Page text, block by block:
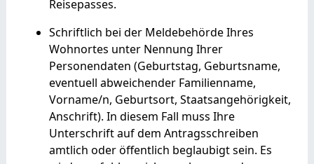
Reisepasses.
Schriftlich bei der Meldebehörde Ihres
Wohnortes unter Nennung Ihrer
Personendaten (Geburtstag, Geburtsname,
eventuell abweichender Familienname,
Vorname/n, Geburtsort, Staatsangehörigkeit,
Anschrift). In diesem Fall muss Ihre
Unterschrift auf dem Antragsschreiben
amtlich oder öffentlich beglaubigt sein. Es